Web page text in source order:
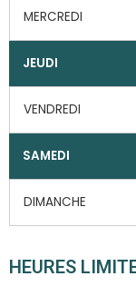
MERCREDI
JEUDI
VENDREDI
SAMEDI
DIMANCHE
HEURES